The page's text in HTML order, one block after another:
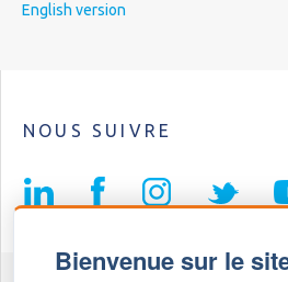
Bienvenue sur le
English version
NOUS SUIVRE